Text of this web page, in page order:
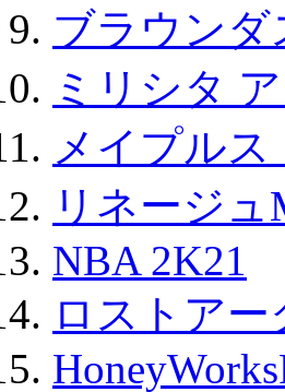
ブラウンダ
ミリシタ
メイプル
リネージ
NBA 2K21
ロストアー